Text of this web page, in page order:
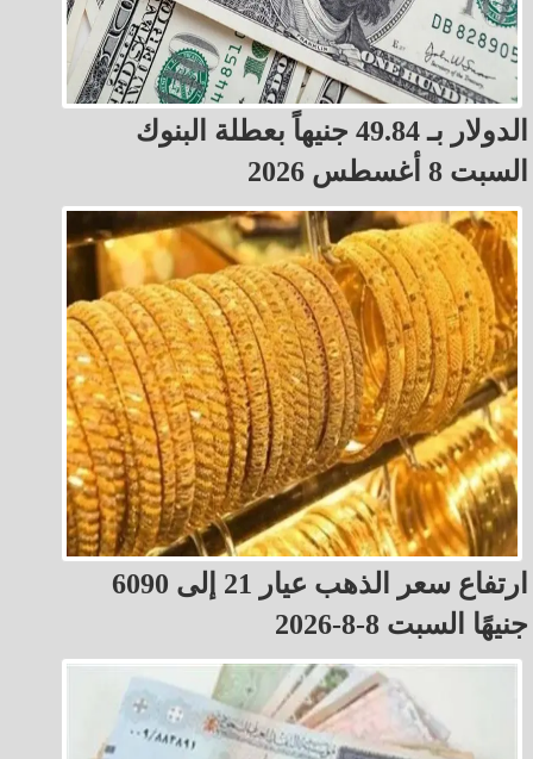
الدولار بـ 49.84 جنيهاً بعطلة البنوك
السبت 8 أغسطس 2026
ارتفاع سعر الذهب عيار 21 إلى 6090
جنيهًا السبت 8-8-2026